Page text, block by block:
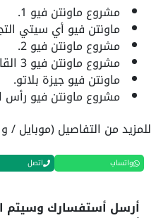
مشروع ماونتن فيو 1.
ماونتن فيو أي سيتي
مشروع ماونتن فيو 2.
مشروع ماونتن فيو 3 القاهرة الجديدة
ماونتن فيو جيزة بلاتو.
مشروع ماونتن فيو رأس
للمزيد من التفاصيل (موبايل / واتساب)
واتساب اتصل
أرسل أستفسارك وسيتم